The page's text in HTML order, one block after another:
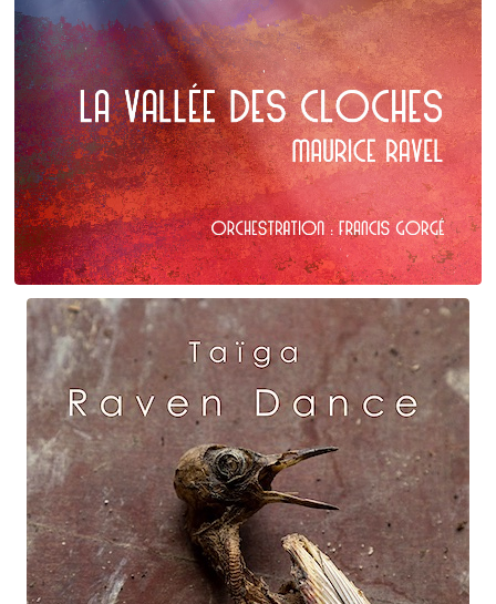
Maurice Ravel
La Vallée des cloches